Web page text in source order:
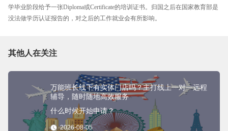
学毕业阶段给予一张Diploma或Certificate的培训证书。归国之后在国家教育部是
没法做学历认证报告的，对之后的工作就业会有所影响。
其他人在关注
万能班长线下有实体门店吗？主打线上一对一远程
辅导，随时随地高效服务
什么时候开始申请？
2026-08-05